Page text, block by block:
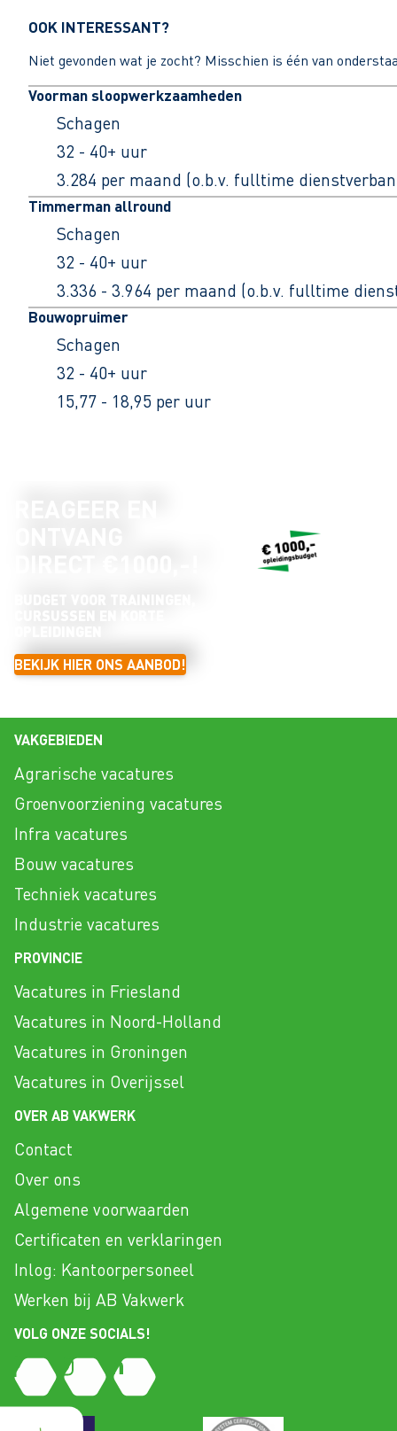
OOK INTERESSANT?
Niet gevonden wat je zocht? Misschien is één van
Voorman sloopwerkzaamheden
Schagen
32 - 40+ uur
3.284 per maand (o.b.v. fulltime
Timmerman allround
Schagen
32 - 40+ uur
3.336 - 3.964 per maand (o.b.v. fulltime
Bouwopruimer
Schagen
32 - 40+ uur
15,77 - 18,95 per uur
BEKIJK HIER ONS AANBOD!
VAKGEBIEDEN
Agrarische vacatures
Groenvoorziening vacatures
Infra vacatures
Bouw vacatures
Techniek vacatures
Industrie vacatures
PROVINCIE
Vacatures in Friesland
Vacatures in Noord-Holland
Vacatures in Groningen
Vacatures in Overijssel
OVER AB VAKWERK
Contact
Over ons
Algemene voorwaarden
Certificaten en verklaringen
Inlog: Kantoorpersoneel
Werken bij AB Vakwerk
VOLG ONZE SOCIALS!